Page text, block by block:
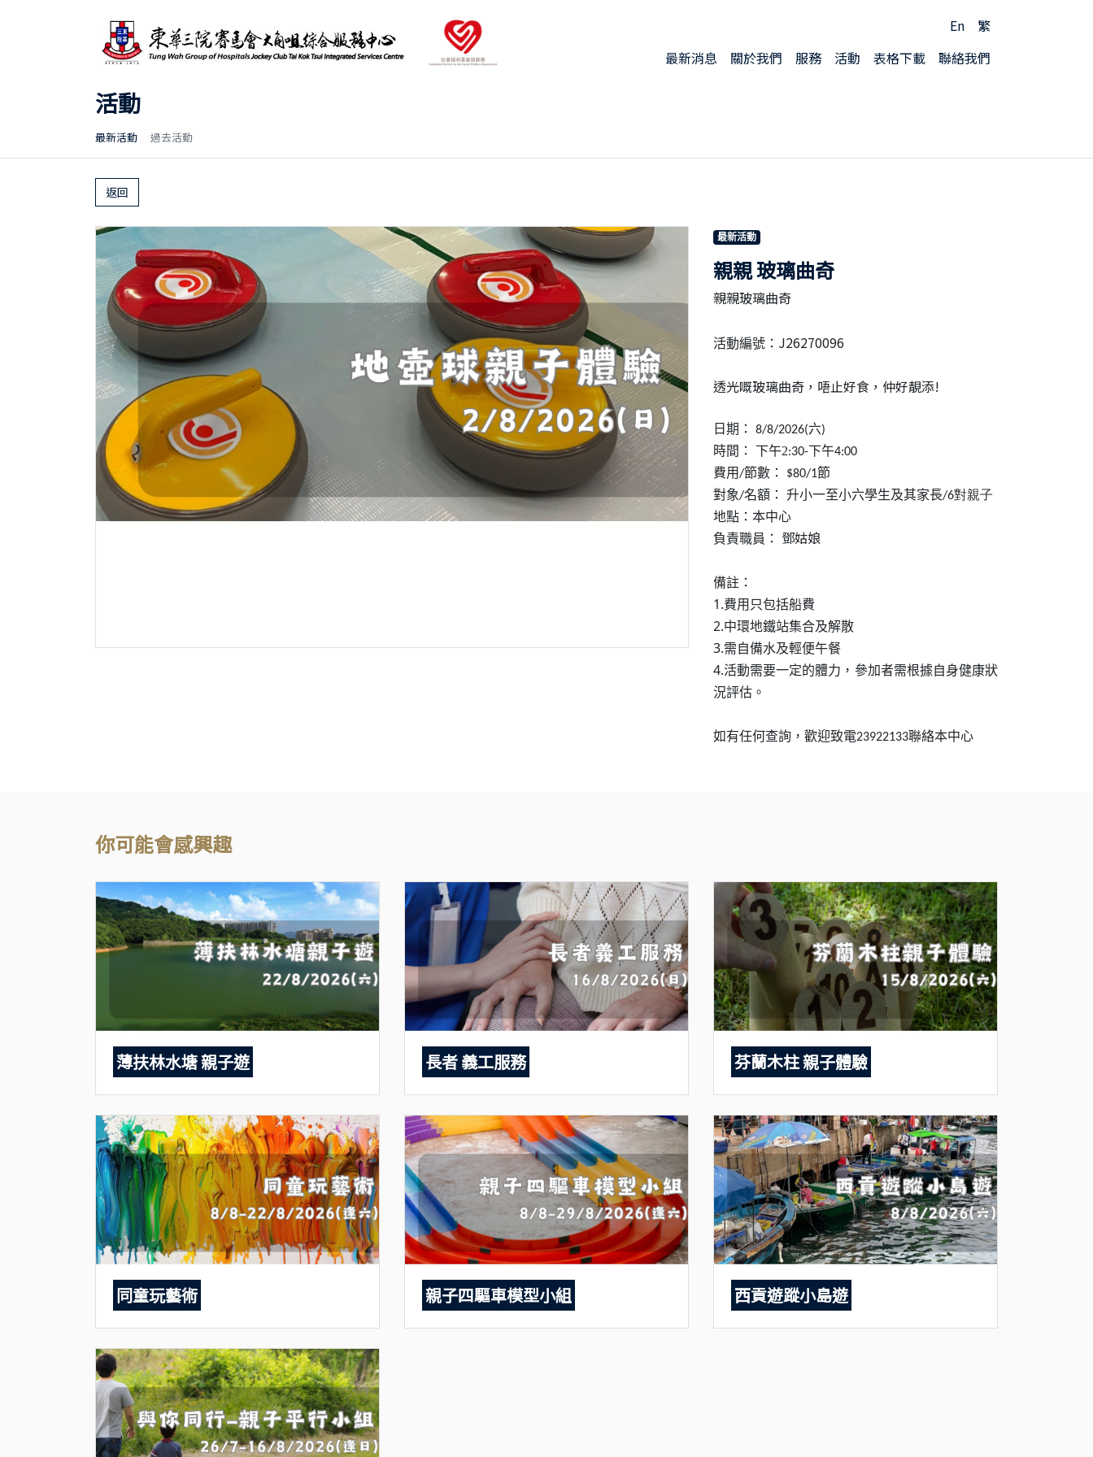
En
繁
最新消息
關於我們 服務 活動 表格下載 聯絡我們
活動
最新活動 過去活動
返回
最新活動
親親 玻璃曲奇
親親玻璃曲奇
活動編號： J26270096
透光嘅玻璃曲奇，唔止好食，仲好靚添!
日期： 8/8/2026(六)
時間： 下午2:30-下午4:00
費用/節數： $80/1節
對象/名額： 升小一至小六學生及其家長/6對親子
地點：本中心
負責職員：
鄧姑娘
備註：
1.費用只包括船費
2.中環地鐵站集合及解散
3.需自備水及輕便午餐
4.活動需要一定的體力，參加者需根據自身健康狀
況評估。
如有任何查詢，歡迎致電23922133聯絡本中心
你可能會感興趣
薄扶林水塘 親子遊 長者 義工服務 芬蘭木柱 親子體驗
同童玩藝術 親子四驅車模型小組 西貢遊蹤小島遊